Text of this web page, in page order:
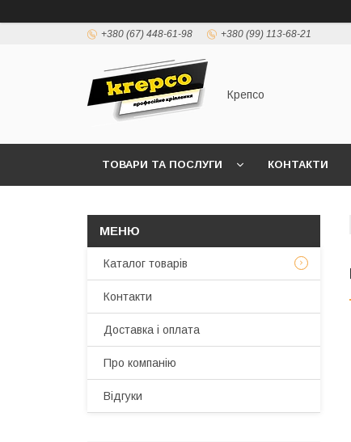
+380 (67) 448-61-98 +380 (99) 113-68-21
Крепсо
ТОВАРИ ТА ПОСЛУГИ КОНТАКТИ
Каталог товарів
Контакти
Доставка і оплата
Про компанію
Відгуки